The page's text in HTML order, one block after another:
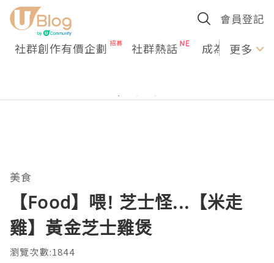
會員登記
社群創作有價企劃 社群熱話 成為U更多
美食
【Food】喂! 芝士怪...【米走
雞】黃金芝士雞煲
瀏覽次數:1844